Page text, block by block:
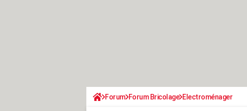
Forum Forum Bricolage Electroménager